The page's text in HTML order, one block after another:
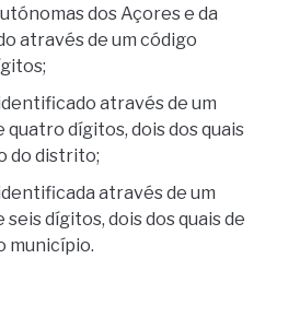
dos Açores e da
através de um código
através de um
dígitos, dois dos quais
do distrito;
através de um
dígitos, dois dos quais de
município.